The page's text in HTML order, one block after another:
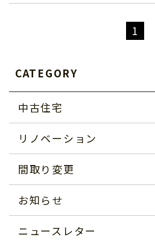
1
CATEGORY
中古住宅
リノベーション
間取り変更
お知らせ
ニュースレター